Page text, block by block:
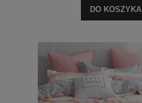
DO KOSZYKA